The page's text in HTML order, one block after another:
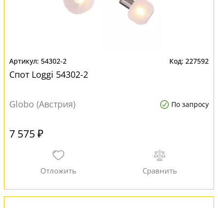
54302-2 227592
Спот Loggi 54302-2
Globo (Австрия) По запросу
7 575 ₽